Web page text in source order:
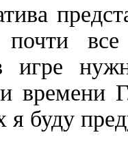
почти
времени
я буду